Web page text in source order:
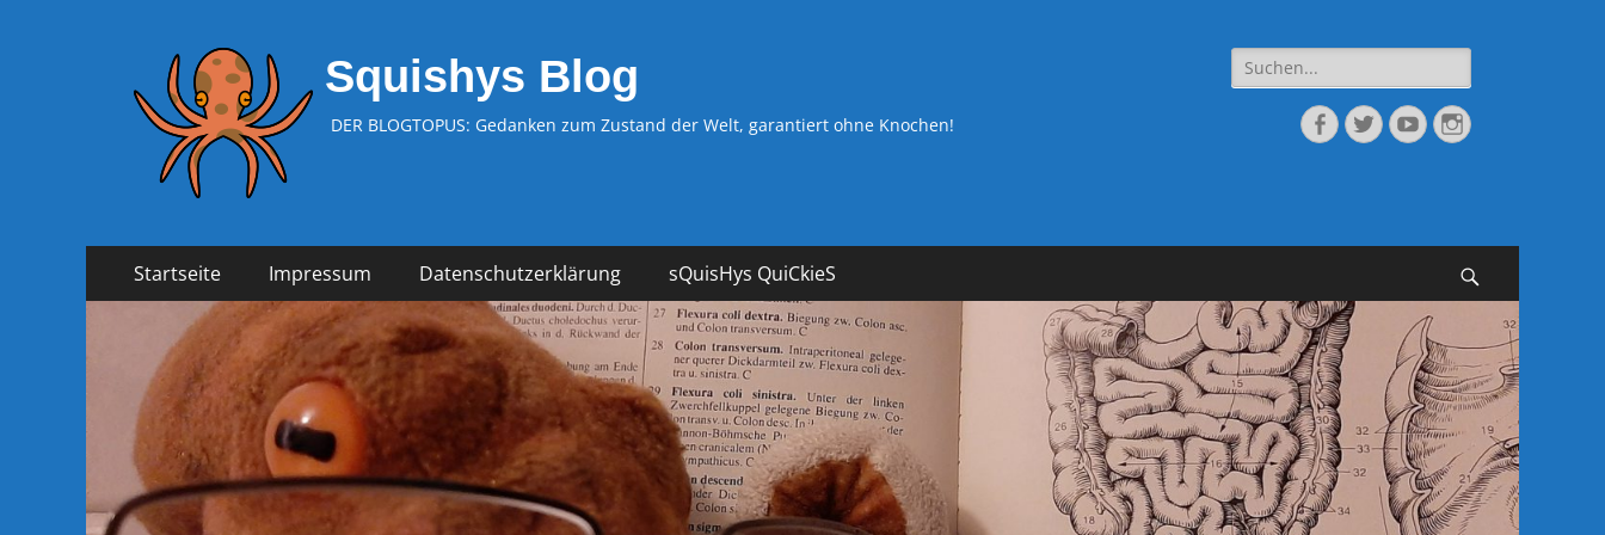
Squishys Blog
DER BLOGTOPUS: Gedanken zum Zustand der Welt, garantiert ohne Knochen!
Suche
nach:
Facebook
TwitterYouTubeInstagram
Primäres
Menü
Inhalt
Startseite Impressum Datenschutzerklärung sQuisHys QuiCkieS